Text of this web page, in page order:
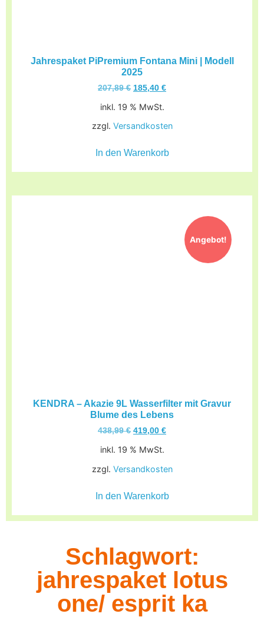
Jahrespaket PiPremium Fontana Mini | Modell
2025
207,89€ 185,40 €
inkl. 19 % MwSt.
zzgl. Versandkosten
In den Warenkorb
Angebot!
KENDRA – Akazie 9L Wasserfilter mit Gravur
Blume des Lebens
438,99€ 419,00 €
inkl. 19 % MwSt.
zzgl. Versandkosten
In den Warenkorb
Schlagwort:
jahrespaket lotus
one/ esprit ka